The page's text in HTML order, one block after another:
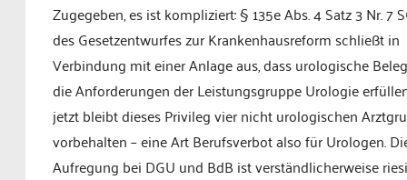
Zugegeben, es ist kompliziert: § 135e Abs. 4 Satz 3 Nr. 7
des Gesetzentwurfes zur Krankenhausreform schließt in
Verbindung mit einer Anlage aus, dass urologische
die Anforderungen der Leistungsgruppe Urologie
jetzt bleibt dieses Privileg vier nicht urologischen
vorbehalten – eine Art Berufsverbot also für Urologen.
Aufregung bei DGU und BdB ist verständlicherweise